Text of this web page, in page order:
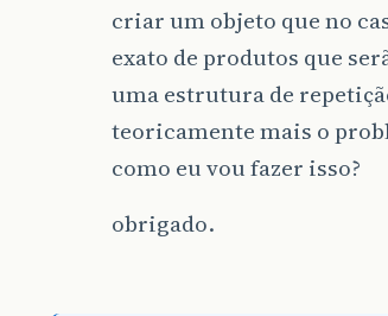
criar um objeto que no
exato de produtos que
uma estrutura de
teoricamente mais o
como eu vou fazer isso?
obrigado.